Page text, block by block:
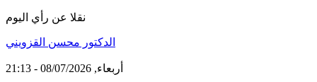
نقلا عن رأي اليوم
الدكتور محسن القزويني
أربعاء, 08/07/2026 - 21:13